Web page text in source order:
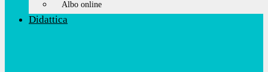
Albo online
Didattica